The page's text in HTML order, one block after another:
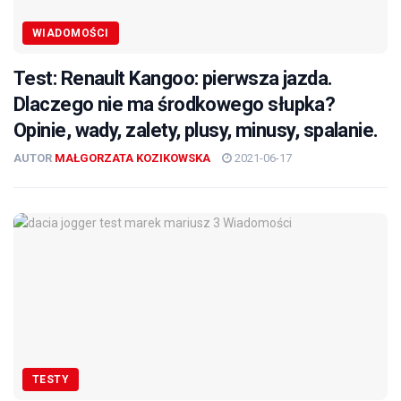
WIADOMOŚCI
Test: Renault Kangoo: pierwsza jazda.
Dlaczego nie ma środkowego słupka?
Opinie, wady, zalety, plusy, minusy, spalanie.
AUTOR MAŁGORZATA KOZIKOWSKA 2021-06-17
TESTY